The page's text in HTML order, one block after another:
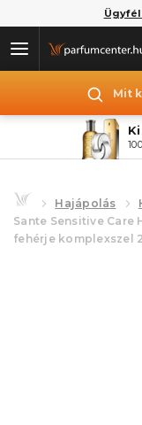
Mit
Hajápolás
Sante Sensitive
fehérje komplexszel